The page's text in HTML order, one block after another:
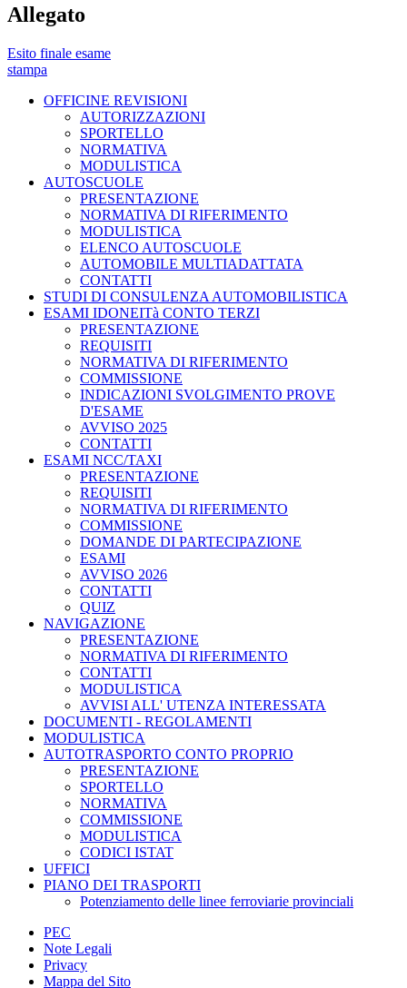
Allegato
Esito finale esame
stampa
OFFICINE REVISIONI
AUTORIZZAZIONI
SPORTELLO
NORMATIVA
MODULISTICA
AUTOSCUOLE
PRESENTAZIONE
NORMATIVA DI RIFERIMENTO
MODULISTICA
ELENCO AUTOSCUOLE
AUTOMOBILE MULTIADATTATA
CONTATTI
STUDI DI CONSULENZA AUTOMOBILISTICA
ESAMI IDONEITà CONTO TERZI
PRESENTAZIONE
REQUISITI
NORMATIVA DI RIFERIMENTO
COMMISSIONE
INDICAZIONI SVOLGIMENTO PROVE
D'ESAME
AVVISO 2025
CONTATTI
ESAMI NCC/TAXI
PRESENTAZIONE
REQUISITI
NORMATIVA DI RIFERIMENTO
COMMISSIONE
DOMANDE DI PARTECIPAZIONE
ESAMI
AVVISO 2026
CONTATTI
QUIZ
NAVIGAZIONE
PRESENTAZIONE
NORMATIVA DI RIFERIMENTO
CONTATTI
MODULISTICA
AVVISI ALL' UTENZA INTERESSATA
DOCUMENTI - REGOLAMENTI
MODULISTICA
AUTOTRASPORTO CONTO PROPRIO
PRESENTAZIONE
SPORTELLO
NORMATIVA
COMMISSIONE
MODULISTICA
CODICI ISTAT
UFFICI
PIANO DEI TRASPORTI
Potenziamento delle linee ferroviarie provinciali
PEC
Note Legali
Privacy
Mappa del Sito